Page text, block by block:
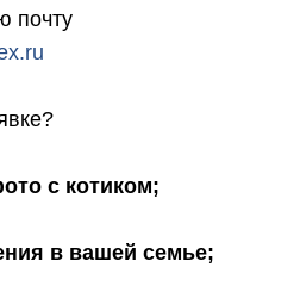
почту
с котиком;
в вашей семье;